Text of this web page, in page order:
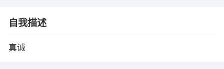
自我描述
真诚